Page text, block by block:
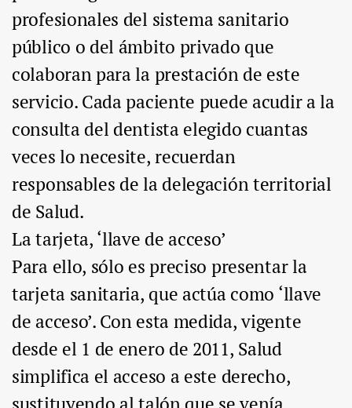
profesionales del sistema sanitario
público o del ámbito privado que
colaboran para la prestación de este
servicio. Cada paciente puede acudir a la
consulta del dentista elegido cuantas
veces lo necesite, recuerdan
responsables de la delegación territorial
de Salud.
La tarjeta, ‘llave de acceso’
Para ello, sólo es preciso presentar la
tarjeta sanitaria, que actúa como ‘llave
de acceso’. Con esta medida, vigente
desde el 1 de enero de 2011, Salud
simplifica el acceso a este derecho,